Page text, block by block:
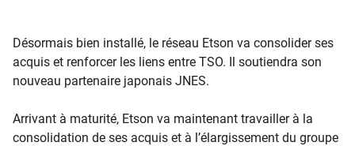
Désormais bien installé, le réseau Etson va consolider ses
acquis et renforcer les liens entre TSO. Il soutiendra son
nouveau partenaire japonais JNES.
Arrivant à maturité, Etson va maintenant travailler à la
consolidation de ses acquis et à l’élargissement du groupe